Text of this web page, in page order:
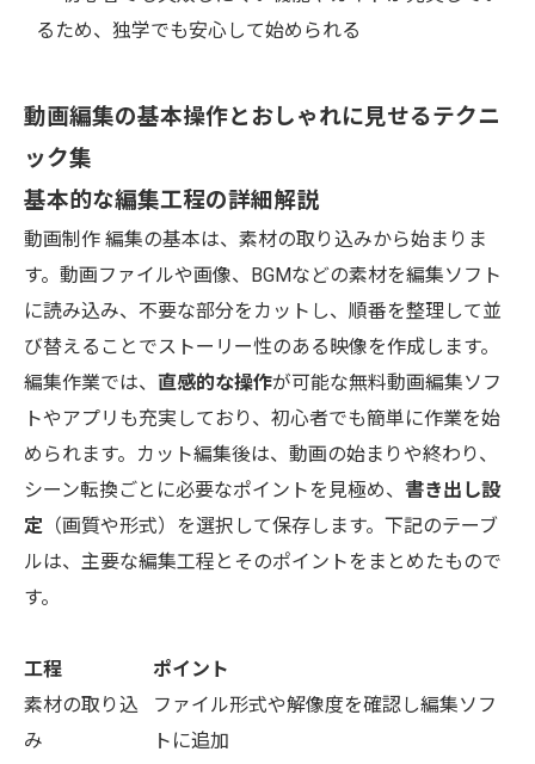
るため、独学でも安心して始められる
動画編集の基本操作とおしゃれに見せるテクニ
ック集
基本的な編集工程の詳細解説
動画制作 編集の基本は、素材の取り込みから始まりま
す。動画ファイルや画像、BGMなどの素材を編集ソフト
に読み込み、不要な部分をカットし、順番を整理して並
び替えることでストーリー性のある映像を作成します。
編集作業では、 直感的な操作が可能な無料動画編集ソフ
トやアプリも充実しており、初心者でも簡単に作業を始
められます。カット編集後は、動画の始まりや終わり、
シーン転換ごとに必要なポイントを見極め、 書き出し設
定 （画質や形式）を選択して保存します。下記のテーブ
ルは、主要な編集工程とそのポイントをまとめたもので
す。
工程
ポイント
素材の取り込
み
ファイル形式や解像度を確認し編集ソフ
トに追加